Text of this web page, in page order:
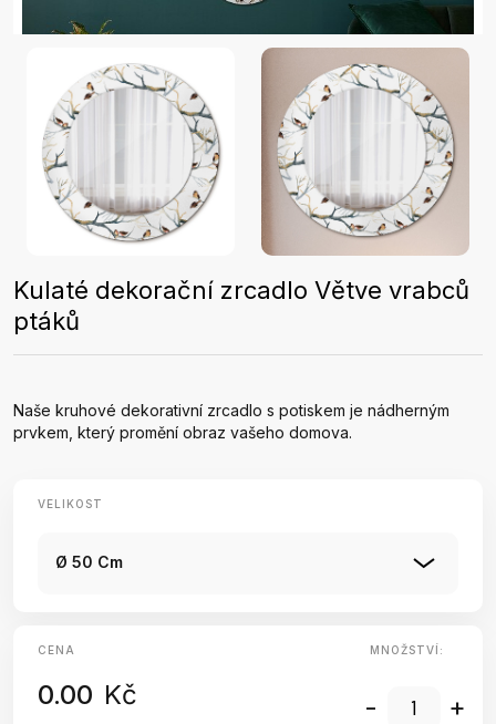
Kulaté dekorační zrcadlo Větve vrabců
ptáků
Naše kruhové dekorativní zrcadlo s potiskem je nádherným
prvkem, který promění obraz vašeho domova.
VELIKOST
Ø 50 Cm
CENA
0.00 Kč
MNOŽSTVÍ:
- +